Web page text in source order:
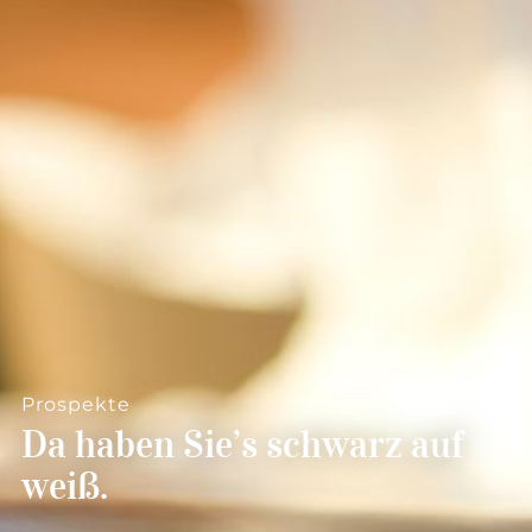
--
Prospekte
Da haben Sie’s schwarz auf
weiß.